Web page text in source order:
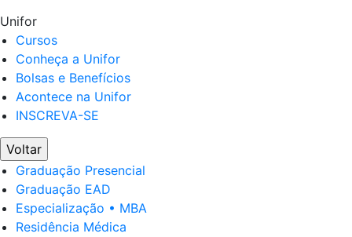
Unifor
Cursos
Conheça a Unifor
Bolsas e Benefícios
Acontece na Unifor
INSCREVA-SE
Voltar
Graduação Presencial
Graduação EAD
Especialização • MBA
Residência Médica